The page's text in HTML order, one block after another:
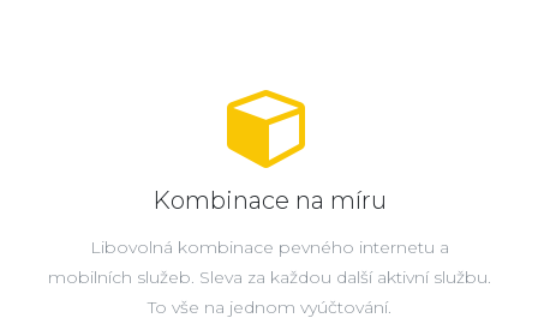
Kombinace na míru
Libovolná kombinace pevného internetu a
mobilních služeb. Sleva za každou další aktivní službu.
To vše na jednom vyúčtování.